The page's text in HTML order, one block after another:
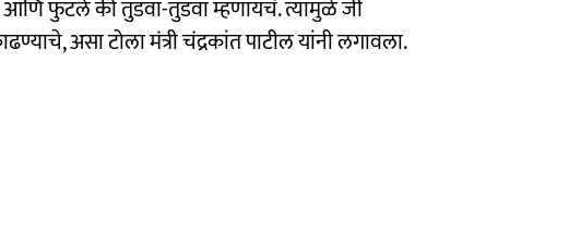
आणि फुटले की तुडवा-तुडवा म्हणायचं. त्यामुळे जी
असा टोला मंत्री चंद्रकांत पाटील यांनी लगावला.